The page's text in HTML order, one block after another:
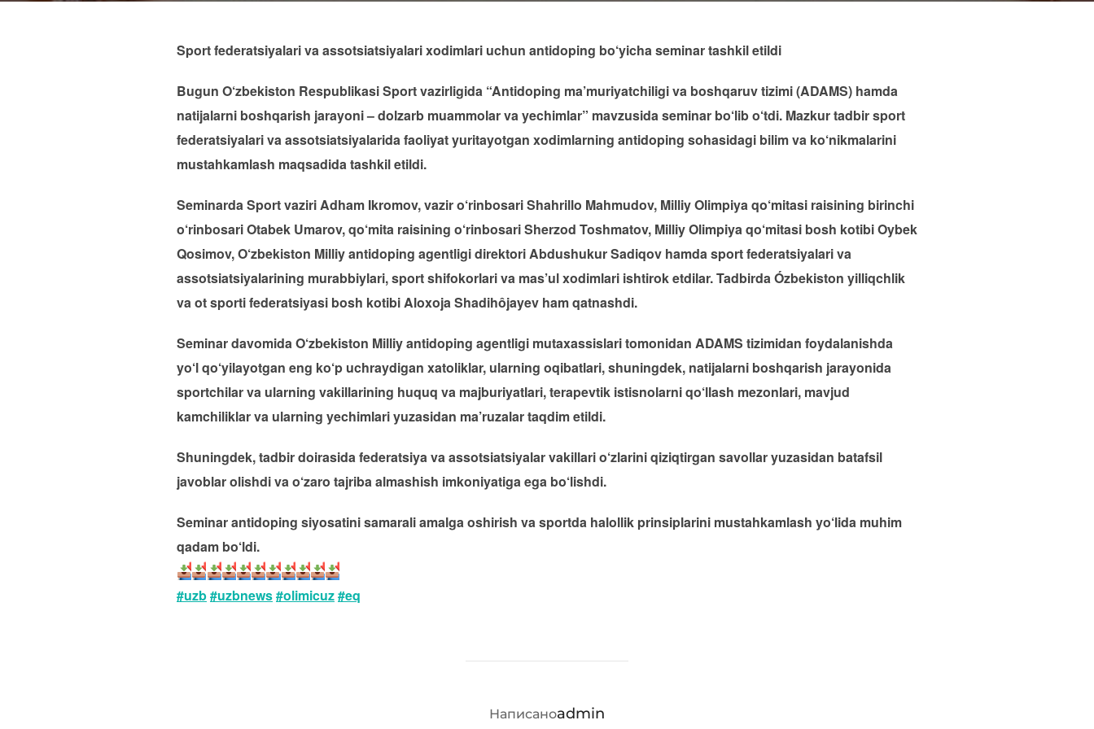
Sport federatsiyalari va assotsiatsiyalari xodimlari uchun antidoping bo‘yicha seminar tashkil etildi
Bugun O‘zbekiston Respublikasi Sport vazirligida “Antidoping ma’muriyatchiligi va boshqaruv tizimi (ADAMS) hamda
natijalarni boshqarish jarayoni – dolzarb muammolar va yechimlar” mavzusida seminar bo‘lib o‘tdi. Mazkur tadbir sport
federatsiyalari va assotsiatsiyalarida faoliyat yuritayotgan xodimlarning antidoping sohasidagi bilim va ko‘nikmalarini
mustahkamlash maqsadida tashkil etildi.
Seminarda Sport vaziri Adham Ikromov, vazir o‘rinbosari Shahrillo Mahmudov, Milliy Olimpiya qo‘mitasi raisining birinchi
o‘rinbosari Otabek Umarov, qo‘mita raisining o‘rinbosari Sherzod Toshmatov, Milliy Olimpiya qo‘mitasi bosh kotibi Oybek
Qosimov, O‘zbekiston Milliy antidoping agentligi direktori Abdushukur Sadiqov hamda sport federatsiyalari va
assotsiatsiyalarining murabbiylari, sport shifokorlari va mas’ul xodimlari ishtirok etdilar. Tadbirda Ózbekiston yilliqchlik
va ot sporti federatsiyasi bosh kotibi Aloxoja Shadihôjayev ham qatnashdi.
Seminar davomida O‘zbekiston Milliy antidoping agentligi mutaxassislari tomonidan ADAMS tizimidan foydalanishda
yo‘l qo‘yilayotgan eng ko‘p uchraydigan xatoliklar, ularning oqibatlari, shuningdek, natijalarni boshqarish jarayonida
sportchilar va ularning vakillarining huquq va majburiyatlari, terapevtik istisnolarni qo‘llash mezonlari, mavjud
kamchiliklar va ularning yechimlari yuzasidan ma’ruzalar taqdim etildi.
Shuningdek, tadbir doirasida federatsiya va assotsiatsiyalar vakillari o‘zlarini qiziqtirgan savollar yuzasidan batafsil
javoblar olishdi va o‘zaro tajriba almashish imkoniyatiga ega bo‘lishdi.
Seminar antidoping siyosatini samarali amalga oshirish va sportda halollik prinsiplarini mustahkamlash yo‘lida muhim
qadam bo‘ldi.
#uzb#uzbnews#olimicuz#eq
АВТОР ЗАПИСИ
Написаноadmin